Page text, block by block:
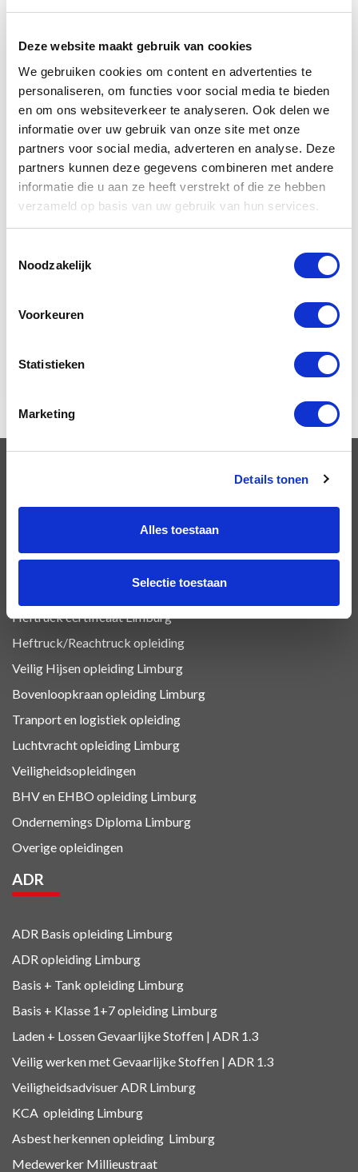
Deze website maakt gebruik van cookies
We gebruiken cookies om content en advertenties te
personaliseren, om functies voor social media te bieden
en om ons websiteverkeer te analyseren. Ook delen we
informatie over uw gebruik van onze site met onze
partners voor social media, adverteren en analyse. Deze
partners kunnen deze gegevens combineren met andere
informatie die u aan ze heeft verstrekt of die ze hebben
verzameld op basis van uw gebruik van hun services.
Noodzakelijk
Voorkeuren
Statistieken
Marketing
Details tonen
Alles toestaan
Selectie toestaan
Klasse 1 herhaling
Basis + Klasse 1
Basis + Klasse 1 Herlaling
Klasse 7
Klasse 7 herhaling
Basis + Klasse 7
Basis + Klasse 7 Herlaling
Basis + Klasse 1 + Klasse 7 Herhaling
Overige ADR
VCA Vol opleiding Limburg
Heftruck certificaat Limburg
Heftruck/Reachtruck opleiding
Veilig Hijsen opleiding Limburg
Bovenloopkraan opleiding Limburg
Tranport en logistiek opleiding
Luchtvrachtopleiding Limburg
Veiligheidsopleidingen
BHV en EHBO opleiding Limburg
Ondernemings Diploma Limburg
Overige opleidingen
ADR
ADR Basis opleiding Limburg
ADR opleiding Limburg
Basis + Tank opleiding Limburg
Basis + Klasse 1+7opleiding Limburg
Laden + Lossen Gevaarlijke Stoffen | ADR 1.3
Veilig werken met Gevaarlijke Stoffen | ADR 1.3
Veiligheidsadvisuer ADR Limburg
KCA opleiding Limburg
Asbest herkennenopleiding Limburg
Medewerker Millieustraat